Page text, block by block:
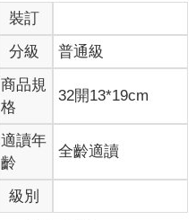
「日花」的詞，是形容陽光
花朵般的樣子。它的含義比
到這個詞以後，我經常看見
方、雲的底端。就連從玻璃
桌面的光影，在我的世界裡
我對這個詞的認知，多了許
和阿公阿媽一起住，所以台
語言，但是因為家裡沒有要
別鼓勵，所以我的台語說得
我能感受到，對許多大人來
裝訂
分級 普通級
商品規
格
32開13*19cm
適讀年
齡
全齡適讀
級別